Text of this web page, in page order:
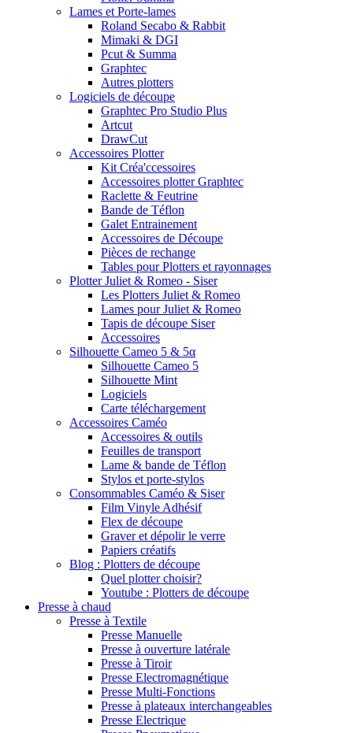
Lames et Porte-lames
Roland Secabo & Rabbit
Mimaki & DGI
Pcut & Summa
Graphtec
Autres plotters
Logiciels de découpe
Graphtec Pro Studio Plus
Artcut
DrawCut
Accessoires Plotter
Kit Créa'ccessoires
Accessoires plotter Graphtec
Raclette & Feutrine
Bande de Téflon
Galet Entrainement
Accessoires de Découpe
Pièces de rechange
Tables pour Plotters et rayonnages
Plotter Juliet & Romeo - Siser
Les Plotters Juliet & Romeo
Lames pour Juliet & Romeo
Tapis de découpe Siser
Accessoires
Silhouette Cameo 5 & 5α
Silhouette Cameo 5
Silhouette Mint
Logiciels
Carte téléchargement
Accessoires Caméo
Accessoires & outils
Feuilles de transport
Lame & bande de Téflon
Stylos et porte-stylos
Consommables Caméo & Siser
Film Vinyle Adhésif
Flex de découpe
Graver et dépolir le verre
Papiers créatifs
Blog : Plotters de découpe
Quel plotter choisir?
Youtube : Plotters de découpe
Presse à chaud
Presse à Textile
Presse Manuelle
Presse à ouverture latérale
Presse à Tiroir
Presse Electromagnétique
Presse Multi-Fonctions
Presse à plateaux interchangeables
Presse Electrique